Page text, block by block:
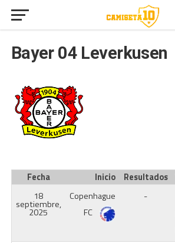
Bayer 04 Leverkusen
Fecha Inicio Resultados
18
septiembre,
2025
Copenhague
FC
-